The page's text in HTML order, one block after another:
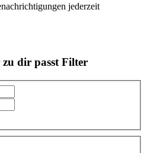
jederzeit
dir passt Filter